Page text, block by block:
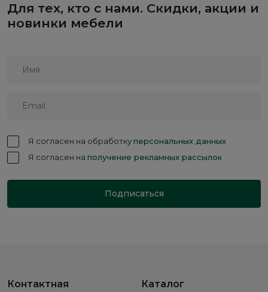
Для тех, кто с нами. Скидки, акции и
новинки мебели
Я согласен на обработкуперсональных данных
Я согласен на получение рекламных рассылок
Подписаться
Контактная
Каталог